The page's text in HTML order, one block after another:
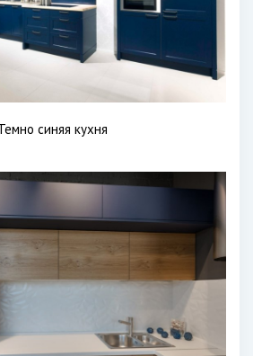
синяя кухня